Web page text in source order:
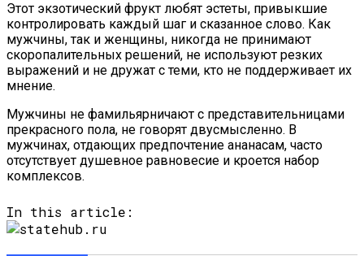
Этот экзотический фрукт любят эстеты, привыкшие
контролировать каждый шаг и сказанное слово. Как
мужчины, так и женщины, никогда не принимают
скоропалительных решений, не используют резких
выражений и не дружат с теми, кто не поддерживает их
мнение.
Мужчины не фамильярничают с представительницами
прекрасного пола, не говорят двусмысленно. В
мужчинах, отдающих предпочтение ананасам, часто
отсутствует душевное равновесие и кроется набор
комплексов.
In this article: